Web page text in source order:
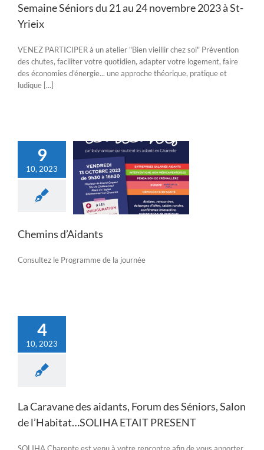
Semaine Séniors du 21 au 24 novembre 2023 à St-
Yrieix
VENEZ PARTICIPER à un atelier "Bien vieillir chez soi" Prévention
des chutes, faciliter votre quotidien, adapter votre logement, faire
des économies d'énergie... une approche théorique, pratique et
ludique [...]
9
10, 2023
Chemins d’Aidants
Consultez le Programme de la journée
4
10, 2023
La Caravane des aidants, Forum des Séniors, Salon
de l’Habitat…SOLIHA ETAIT PRESENT